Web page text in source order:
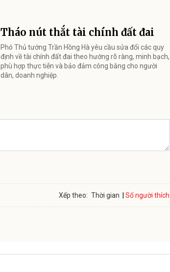
Tháo nút thắt tài chính đất đai
Phó Thủ tướng Trần Hồng Hà yêu cầu sửa đổi các quy
định về tài chính đất đai theo hướng rõ ràng, minh bạch,
phù hợp thực tiễn và bảo đảm công bằng cho người
dân, doanh nghiệp.
Xếp theo: Thời gian Số người thích